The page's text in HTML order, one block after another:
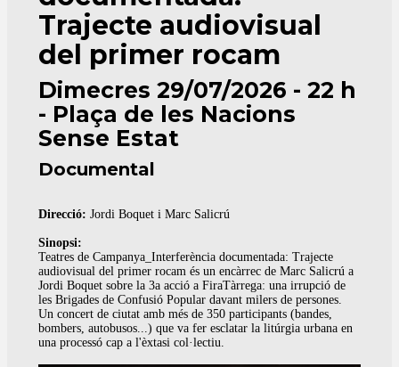
Trajecte audiovisual
del primer rocam
Dimecres 29/07/2026 - 22 h
- Plaça de les Nacions
Sense Estat
Documental
Direcció:Jordi Boquet i Marc Salicrú
Sinopsi:
Teatres de Campanya_Interferència documentada: Trajecte
audiovisual del primer rocam és un encàrrec de Marc Salicrú a
Jordi Boquet sobre la 3a acció a FiraTàrrega: una irrupció de
les Brigades de Confusió Popular davant milers de persones.
Un concert de ciutat amb més de 350 participants (bandes,
bombers, autobusos...) que va fer esclatar la litúrgia urbana en
una processó cap a l'èxtasi col·lectiu.